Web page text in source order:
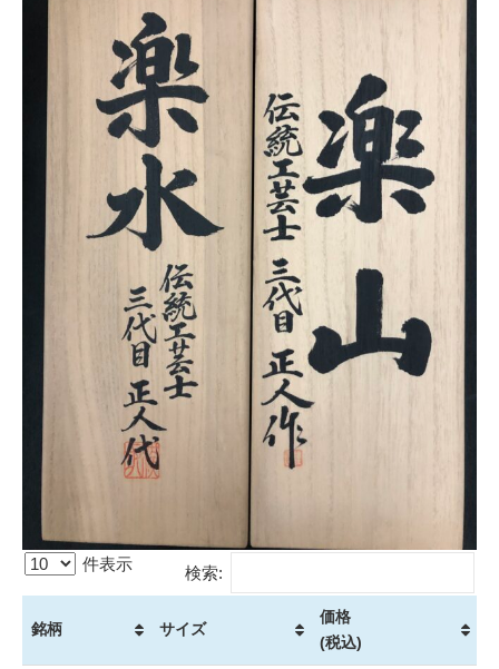
件表示 検索:
銘柄 サイズ
価格
(税込)